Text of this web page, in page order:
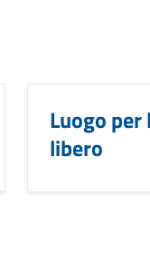
Luogo
libero